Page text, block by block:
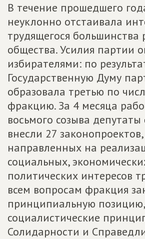
В течение прошедшего
неуклонно отстаивала
трудящегося большинства
общества. Усилия партии
избирателями: по
Государственную Думу
образовала третью по
фракцию. За 4 месяца
восьмого созыва
внесли 27 законопроектов,
направленных на
социальных,
политических интересов
всем вопросам фракция
принципиальную позицию,
социалистические
Солидарности и